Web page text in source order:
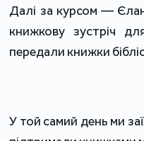
Далі за курсом —
книжкову зустріч
передали книжки
У той самий день ми